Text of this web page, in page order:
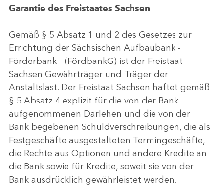
Garantie des Freistaates Sachsen
Gemäß § 5 Absatz 1 und 2 des Gesetzes zur
Errichtung der Sächsischen Aufbaubank -
Förderbank - (FördbankG) ist der Freistaat
Sachsen Gewährträger und Träger der
Anstaltslast. Der Freistaat Sachsen haftet gemäß
§ 5 Absatz 4 explizit für die von der Bank
aufgenommenen Darlehen und die von der
Bank begebenen Schuldverschreibungen, die als
Festgeschäfte ausgestalteten Termingeschäfte,
die Rechte aus Optionen und andere Kredite an
die Bank sowie für Kredite, soweit sie von der
Bank ausdrücklich gewährleistet werden.